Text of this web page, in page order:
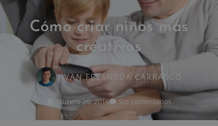
Cómo criar niños más
creativos
IVAN FRESNEDA CARRASCO
febrero 20, 2016 Sin comentarios